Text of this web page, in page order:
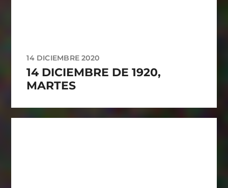
14 DICIEMBRE 2020
14 DICIEMBRE DE 1920,
MARTES